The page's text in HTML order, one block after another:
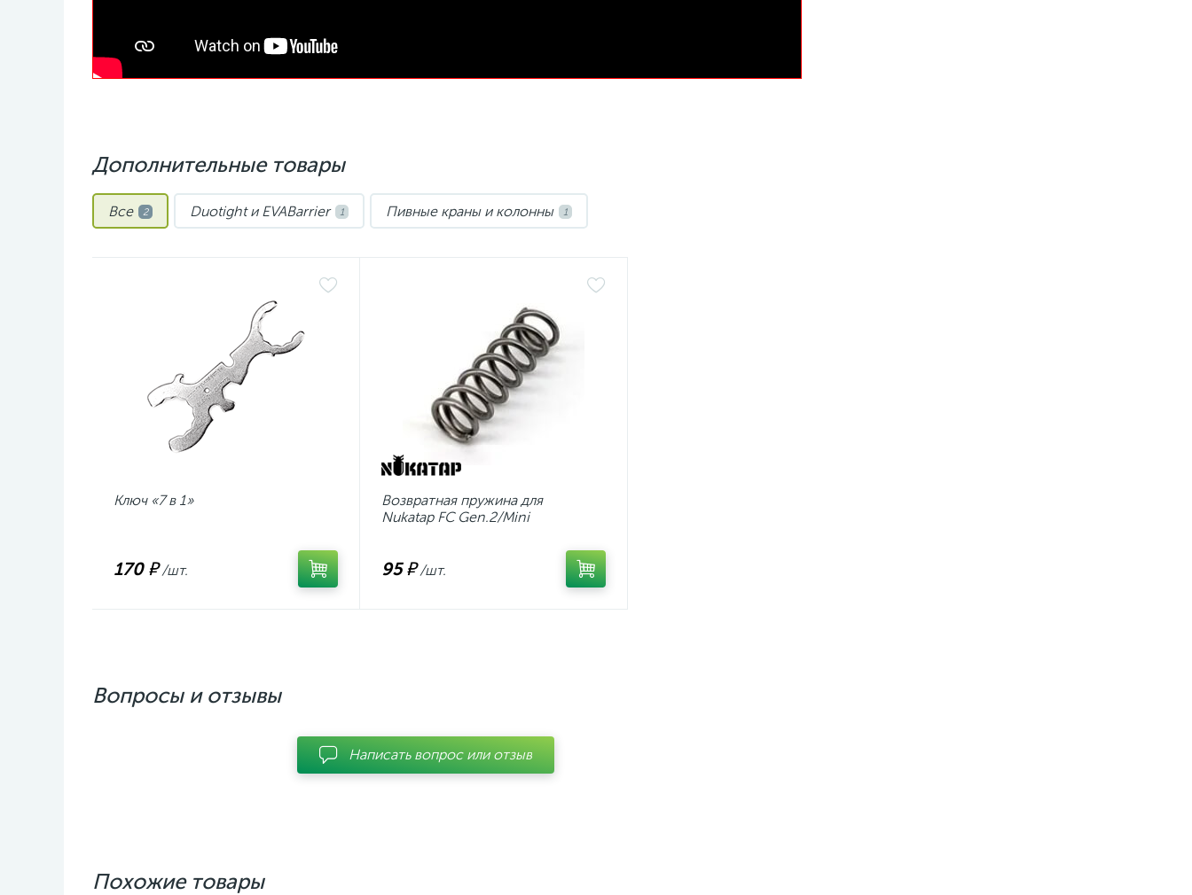
Дополнительные товары
Все 2 Duotight и EVABarrier 1 Пивные краны и колонны 1
Ключ «7 в 1»
170 ₽ /шт.
Возвратная пружина для
Nukatap FC Gen.2/Mini
95 ₽ /шт.
Вопросы и отзывы
Написать вопрос или отзыв
Похожие товары